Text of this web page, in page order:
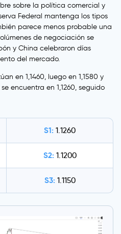
sobre la política comercial y
Federal mantenga los tipos
parece menos probable una
de negociación se
y China celebraron días
del mercado.
en 1,1460, luego en 1,1580 y
encuentra en 1,1260, seguido
S1: 1.1260
S2: 1.1200
S3: 1.1150